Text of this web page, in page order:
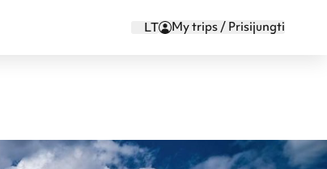
LT My trips / Prisijungti